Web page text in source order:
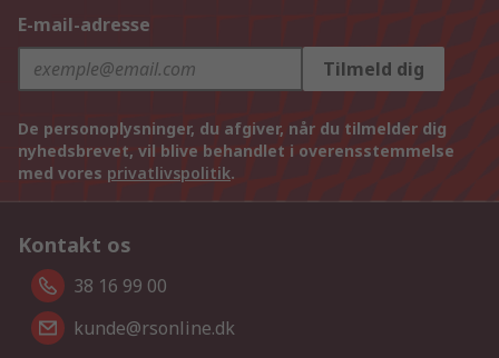
E-mail-adresse
Tilmeld dig
De personoplysninger, du afgiver, når du tilmelder dig
nyhedsbrevet, vil blive behandlet i overensstemmelse
med vores privatlivspolitik.
Kontakt os
38 16 99 00
kunde@rsonline.dk